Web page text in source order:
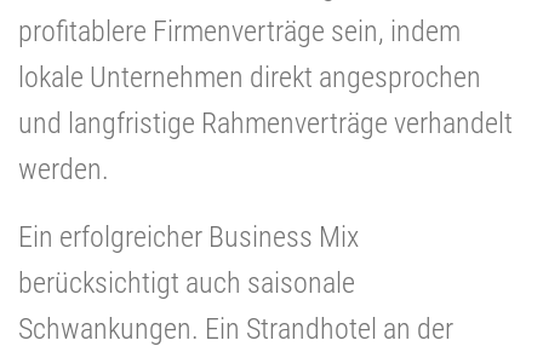
profitablere Firmenverträge sein, indem
lokale Unternehmen direkt angesprochen
und langfristige Rahmenverträge verhandelt
werden.
Ein erfolgreicher Business Mix
berücksichtigt auch saisonale
Schwankungen. Ein Strandhotel an der